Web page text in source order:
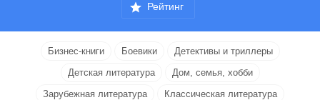
Рейтинг
Бизнес-книги Боевики
Детективы и триллеры
Детская литература
Дом, семья, хобби
Зарубежная литература
Классическая литература